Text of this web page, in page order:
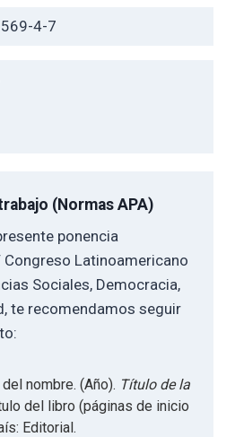
4-7
(Normas APA)
ponencia
Congreso Latinoamericano
Sociales, Democracia,
te recomendamos seguir
nombre. (Año). Título de la
del libro (páginas de inicio
Editorial.